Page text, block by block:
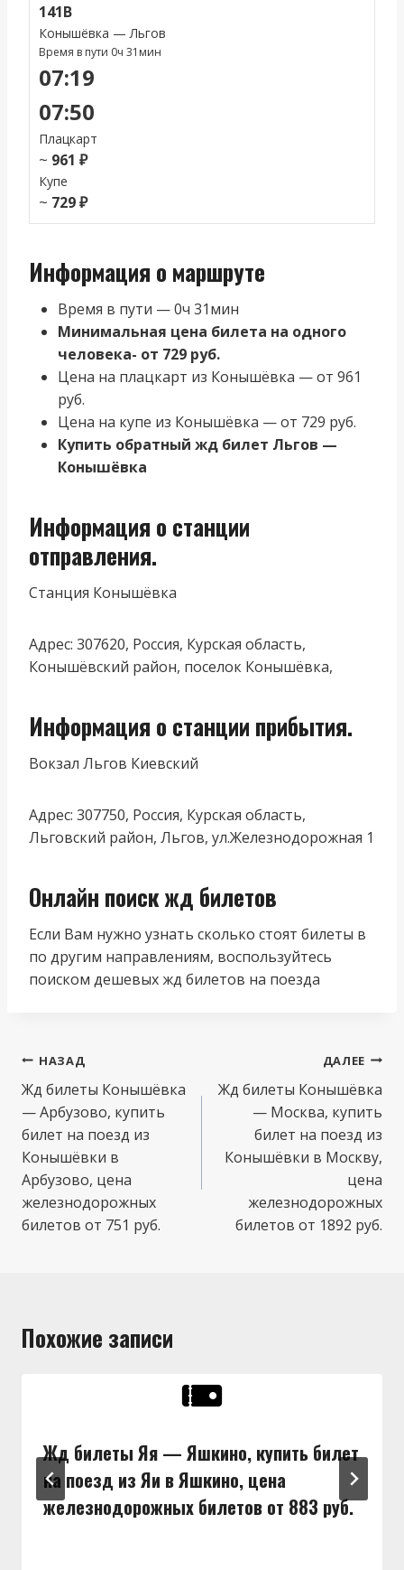
141В
Конышёвка — Льгов
Время в пути 0ч 31мин
07:19
07:50
Плацкарт
~ 961 ₽
Купе
~ 729 ₽
Информация о маршруте
Время в пути — 0ч 31мин
Минимальная цена билета на одного
человека- от 729 руб.
Цена на плацкарт из Конышёвка — от 961
руб.
Цена на купе из Конышёвка — от 729 руб.
Купить обратный жд билет Льгов —
Конышёвка
Информация о станции
отправления.
Станция Конышёвка
Адрес: 307620, Россия, Курская область,
Конышёвский район, поселок Конышёвка,
Информация о станции прибытия.
Вокзал Льгов Киевский
Адрес: 307750, Россия, Курская область,
Льговский район, Льгов, ул.Железнодорожная 1
Онлайн поиск жд билетов
Если Вам нужно узнать сколько стоят билеты в
по другим направлениям, воспользуйтесь
поиском дешевых жд билетов на поезда
Навигация
по
записям
НАЗАД
Жд билеты Конышёвка
— Арбузово, купить
билет на поезд из
Конышёвки в
Арбузово, цена
железнодорожных
билетов от 751 руб.
ДАЛЕЕ
Жд билеты Конышёвка
— Москва, купить
билет на поезд из
Конышёвки в Москву,
цена
железнодорожных
билетов от 1892 руб.
Похожие записи
Жд билеты Яя — Яшкино, купить билет
на поезд из Яи в Яшкино, цена
железнодорожных билетов от 883 руб.